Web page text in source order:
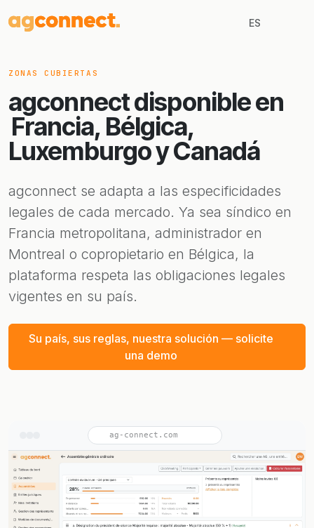
ES
ZONAS CUBIERTAS
agconnect disponible en
Francia, Bélgica,
Luxemburgo y Canadá
agconnect se adapta a las especificidades
legales de cada mercado. Ya sea síndico en
Francia metropolitana, administrador en
Montreal o copropietario en Bélgica, la
plataforma respeta las obligaciones legales
vigentes en su país.
Su país, sus reglas, nuestra solución — solicite
una demo
ag-connect.com